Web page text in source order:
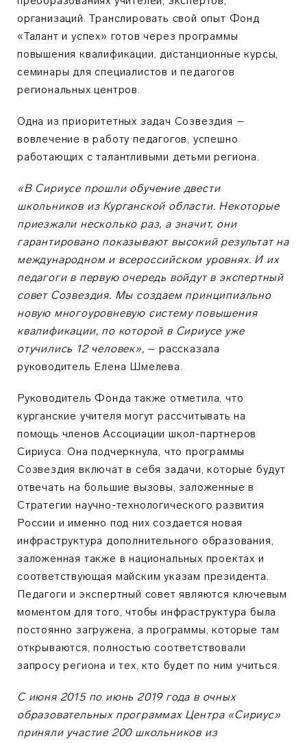
организаций. Транслировать свой опыт Фонд
«Талант и успех» готов через программы
повышения квалификации, дистанционные курсы,
семинары для специалистов и педагогов
региональных центров.
Одна из приоритетных задач Созвездия –
вовлечение в работу педагогов, успешно
работающих с талантливыми детьми региона.
«В Сириусе прошли обучение двести
школьников из Курганской области. Некоторые
приезжали несколько раз, а значит, они
гарантировано показывают высокий результат на
международном и всероссийском уровнях. И их
педагоги в первую очередь войдут в экспертный
совет Созвездия. Мы создаем принципиально
новую многоуровневую систему повышения
квалификации, по которой в Сириусе уже
отучились 12 человек», – рассказала
руководитель Елена Шмелева.
Руководитель Фонда также отметила, что
курганские учителя могут рассчитывать на
помощь членов Ассоциации школ-партнеров
Сириуса. Она подчеркнула, что программы
Созвездия включат в себя задачи, которые будут
отвечать на большие вызовы, заложенные в
Стратегии научно-технологического развития
России и именно под них создается новая
инфраструктура дополнительного образования,
заложенная также в национальных проектах и
соответствующая майским указам президента.
Педагоги и экспертный совет являются ключевым
моментом для того, чтобы инфраструктура была
постоянно загружена, а программы, которые там
открываются, полностью соответствовали
запросу региона и тех, кто будет по ним учиться.
С июня 2015 по июнь 2019 года в очных
образовательных программах Центра «Сириус»
приняли участие 200 школьников из